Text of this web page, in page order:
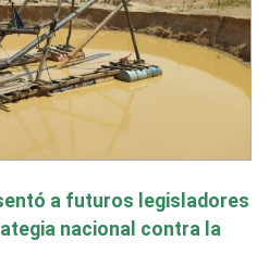
a futuros legisladores
nacional contra la